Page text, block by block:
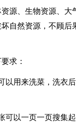
源、生物资源、
自然资源，不顾
求：
以用来洗菜，洗衣
可以一页一页搜集